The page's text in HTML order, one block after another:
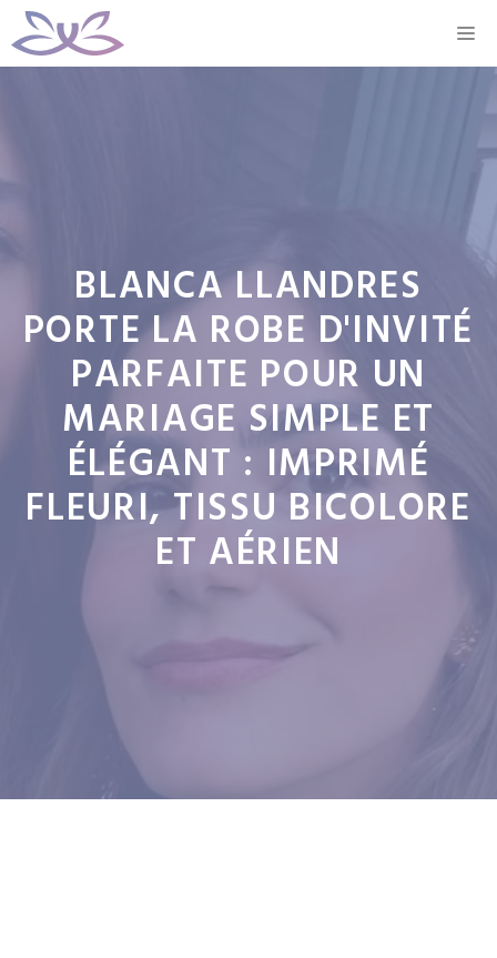
Aller
au
BLANCA LLANDRES
PORTE LA ROBE D'INVITÉ
PARFAITE POUR UN
MARIAGE SIMPLE ET
ÉLÉGANT : IMPRIMÉ
FLEURI, TISSU BICOLORE
ET AÉRIEN